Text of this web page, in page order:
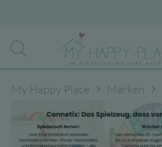
My Happy Place Marken